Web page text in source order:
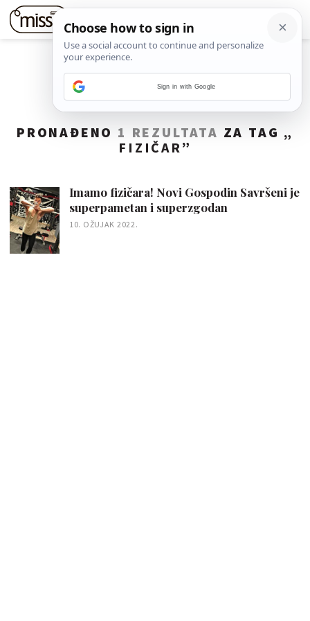
PRONAĐENO 1 REZULTATA ZA TAG „
FIZIČAR”
Imamo fizičara! Novi Gospodin Savršeni je
superpametan i superzgodan
10. OŽUJAK 2022.
Sign in with Google